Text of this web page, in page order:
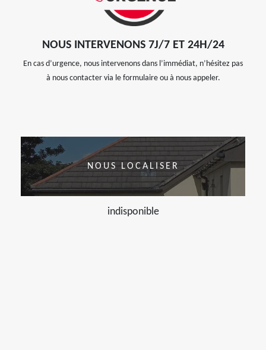
NOUS INTERVENONS 7J/7 ET 24H/24
En cas d’urgence, nous intervenons dans l’immédiat, n’hésitez pas
à nous contacter via le formulaire ou à nous appeler.
NOUS LOCALISER
indisponible